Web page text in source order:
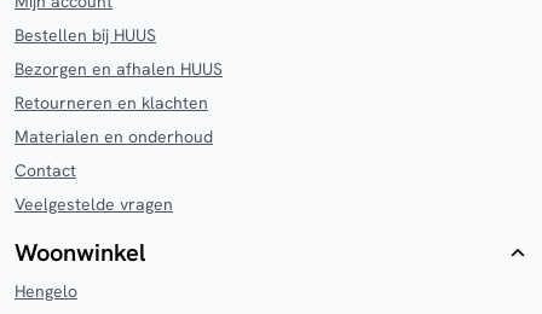
Bestellen bij HUUS
Bezorgen en afhalen HUUS
Retourneren en klachten
Materialen en onderhoud
Contact
Veelgestelde vragen
Woonwinkel
Hengelo